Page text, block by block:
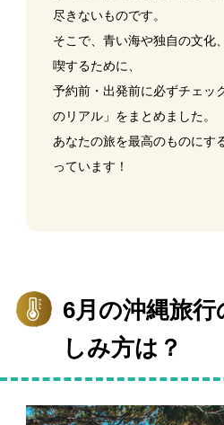
尽きないものです。
そこで、青い海や独自の文化
喫するために、
予約前・出発前に必ずチェッ
のリアル」をまとめました。
あなたの旅を最高のものにす
っています！
6月の沖縄旅
しみ方は？